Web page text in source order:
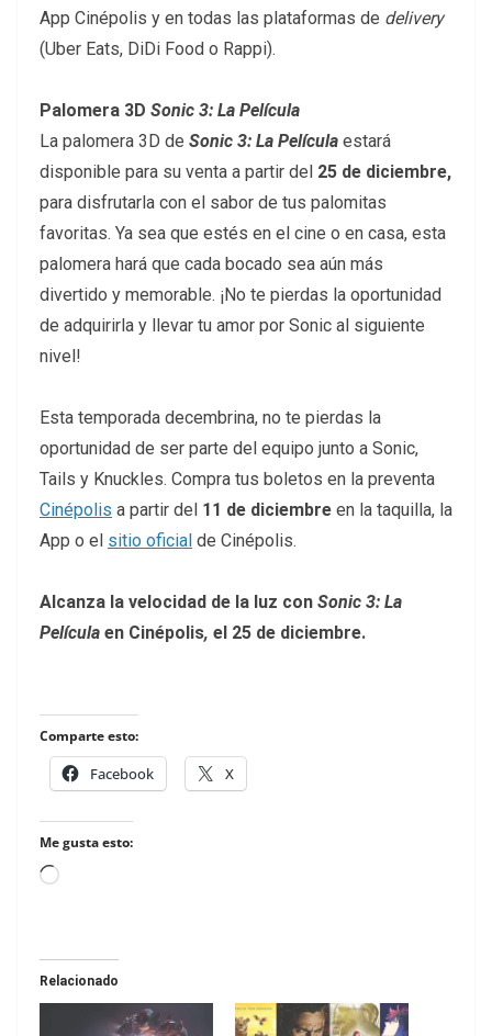
App Cinépolis y en todas las plataformas de delivery
(Uber Eats, DiDi Food o Rappi).
Palomera 3D Sonic 3: La Película
La palomera 3D de Sonic 3: La Película estará
disponible para su venta a partir del 25 de diciembre,
para disfrutarla con el sabor de tus palomitas
favoritas. Ya sea que estés en el cine o en casa, esta
palomera hará que cada bocado sea aún más
divertido y memorable. ¡No te pierdas la oportunidad
de adquirirla y llevar tu amor por Sonic al siguiente
nivel!
Esta temporada decembrina, no te pierdas la
oportunidad de ser parte del equipo junto a Sonic,
Tails y Knuckles. Compra tus boletos en la preventa
Cinépolis a partir del 11 de diciembre en la taquilla, la
App o el sitio oficial de Cinépolis.
Alcanza la velocidad de la luz con Sonic 3: La
Película en Cinépolis, el 25 de diciembre.
Comparte esto:
Facebook X
Me gusta esto:
Loading…
Relacionado